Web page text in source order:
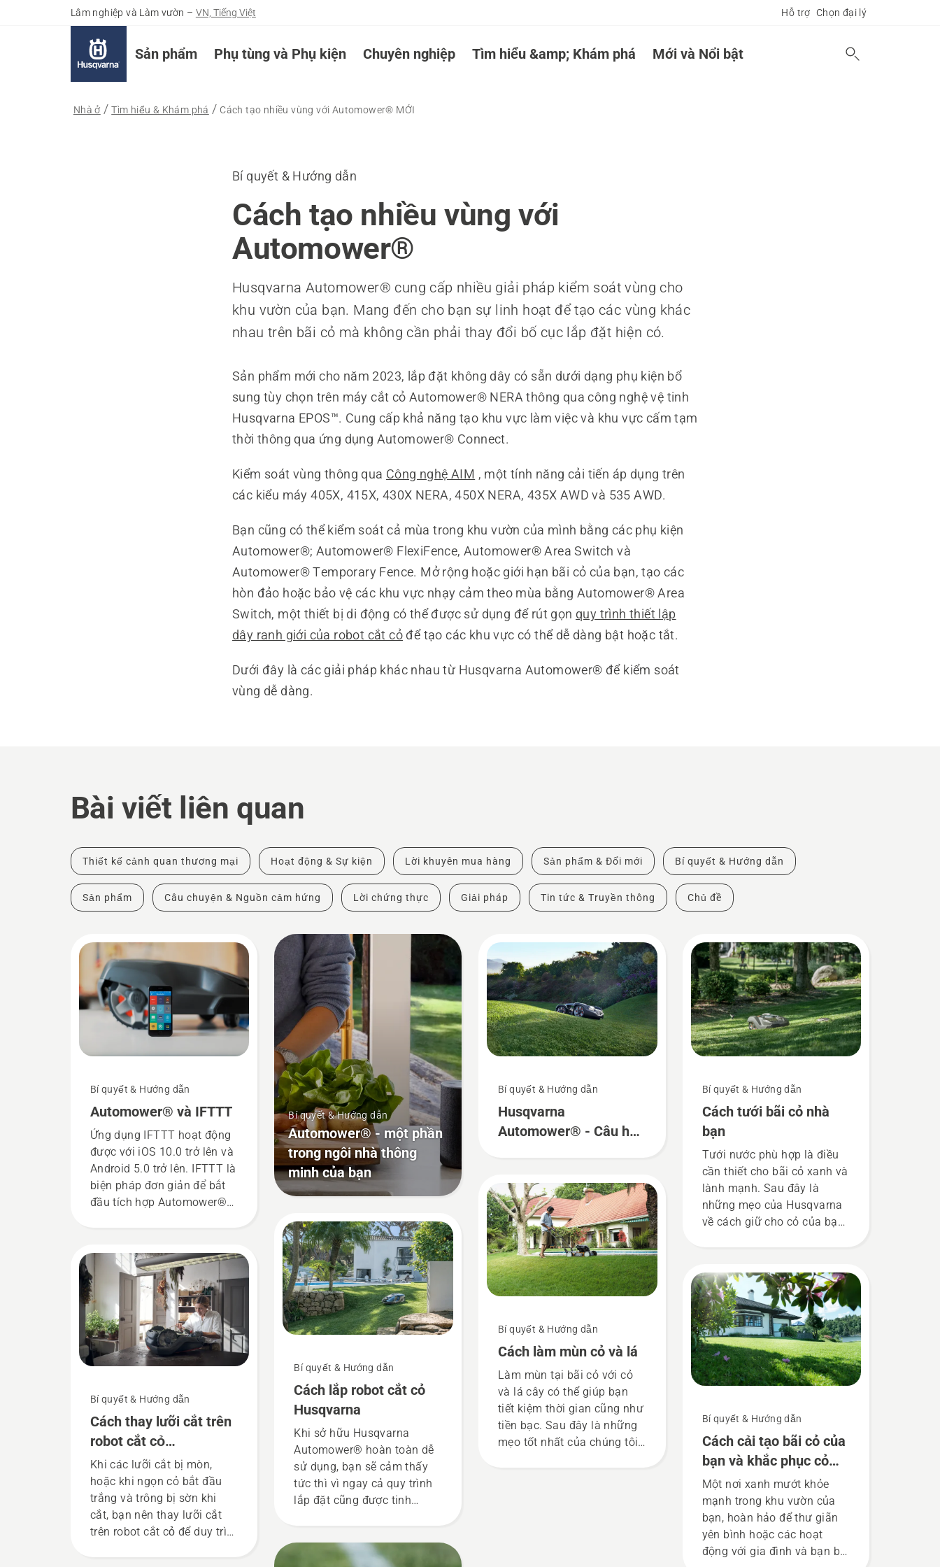
Lâm nghiệp và Làm vườn – VN, Tiếng Việt Hỗ trợ Chọn đại lý
Sản phẩm Phụ tùng và Phụ kiện Chuyên nghiệp Tìm hiểu &amp; Khám phá Mới và Nổi bật
Nhà ở Tìm hiểu & Khám phá Cách tạo nhiều vùng với Automower® MỚI
Bí quyết & Hướng dẫn
Cách tạo nhiều vùng với
Automower®
Husqvarna Automower® cung cấp nhiều giải pháp kiểm soát vùng cho
khu vườn của bạn. Mang đến cho bạn sự linh hoạt để tạo các vùng khác
nhau trên bãi cỏ mà không cần phải thay đổi bố cục lắp đặt hiện có.
Sản phẩm mới cho năm 2023, lắp đặt không dây có sẵn dưới dạng phụ kiện bổ
sung tùy chọn trên máy cắt cỏ Automower® NERA thông qua công nghệ vệ tinh
Husqvarna EPOS™. Cung cấp khả năng tạo khu vực làm việc và khu vực cấm tạm
thời thông qua ứng dụng Automower® Connect.
Kiểm soát vùng thông qua Công nghệ AIM , một tính năng cải tiến áp dụng trên
các kiểu máy 405X, 415X, 430X NERA, 450X NERA, 435X AWD và 535 AWD.
Bạn cũng có thể kiểm soát cả mùa trong khu vườn của mình bằng các phụ kiện
Automower®; Automower® FlexiFence, Automower® Area Switch và
Automower® Temporary Fence. Mở rộng hoặc giới hạn bãi cỏ của bạn, tạo các
hòn đảo hoặc bảo vệ các khu vực nhạy cảm theo mùa bằng Automower® Area
Switch, một thiết bị di động có thể được sử dụng để rút gọn quy trình thiết lập
dây ranh giới của robot cắt cỏ để tạo các khu vực có thể dễ dàng bật hoặc tắt.
Dưới đây là các giải pháp khác nhau từ Husqvarna Automower® để kiểm soát
vùng dễ dàng.
Bài viết liên quan
Thiết kế cảnh quan thương mại Hoạt động & Sự kiện Lời khuyên mua hàng Sản phẩm & Đổi mới Bí quyết & Hướng dẫn
Sản phẩm Câu chuyện & Nguồn cảm hứng Lời chứng thực Giải pháp Tin tức & Truyền thông Chủ đề
Bí quyết & Hướng dẫn
Automower® và IFTTT
Ứng dụng IFTTT hoạt động
được với iOS 10.0 trở lên và
Android 5.0 trở lên. IFTTT là
biện pháp đơn giản để bắt
đầu tích hợp Automower®
IFTTT, bạn có thể điều
chỉnh theo mong muốn với
mức độ linh hoạt cao hơn.
Bạn quyết định cách tương
tác với Automower® của
Husqvarna.
Bí quyết & Hướng dẫn
Cách thay lưỡi cắt trên
robot cắt cỏ
Automower®
Khi các lưỡi cắt bị mòn,
hoặc khi ngọn cỏ bắt đầu
trắng và trông bị sờn khi
cắt, bạn nên thay lưỡi cắt
trên robot cắt cỏ để duy trì
Bí quyết & Hướng dẫn
Automower® - một phần
trong ngôi nhà thông
minh của bạn
Bí quyết & Hướng dẫn
Cách lắp robot cắt cỏ
Husqvarna
Khi sở hữu Husqvarna
Automower® hoàn toàn dễ
sử dụng, bạn sẽ cảm thấy
tức thì vì ngay cả quy trình
lắp đặt cũng được tinh
dễ dàng.
Bí quyết & Hướng dẫn
Husqvarna
Automower® - Câu hỏi
Bí quyết & Hướng dẫn
Cách làm mùn cỏ và lá
Làm mùn tại bãi cỏ với cỏ
và lá cây có thể giúp bạn
tiết kiệm thời gian cũng như
tiền bạc. Sau đây là những
mẹo tốt nhất của chúng tôi
Bí quyết & Hướng dẫn
Cách tưới bãi cỏ nhà
bạn
Tưới nước phù hợp là điều
cần thiết cho bãi cỏ xanh và
lành mạnh. Sau đây là
những mẹo của Husqvarna
về cách giữ cho cỏ của bạn
Bí quyết & Hướng dẫn
Cách cải tạo bãi cỏ của
bạn và khắc phục cỏ
mọc không đều
Một nơi xanh mướt khỏe
mạnh trong khu vườn của
bạn, hoàn hảo để thư giãn
yên bình hoặc các hoạt
động với gia đình và bạn bè